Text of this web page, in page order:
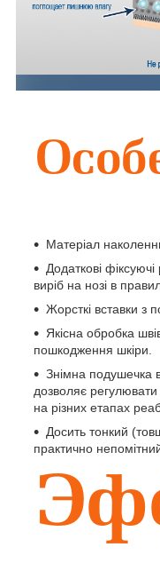
Матеріал
Додаткові
виріб на нозі в
Жорсткі вставки з
Якісна обробка
пошкодження шкіри.
Знімна подушечка
дозволяє регулювати
на різних етапах
Досить тонкий
практично